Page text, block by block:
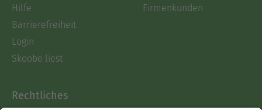
Hilfe
Barrierefreiheit
Login
Skoobe liest
Firmenkunden
Rechtliches